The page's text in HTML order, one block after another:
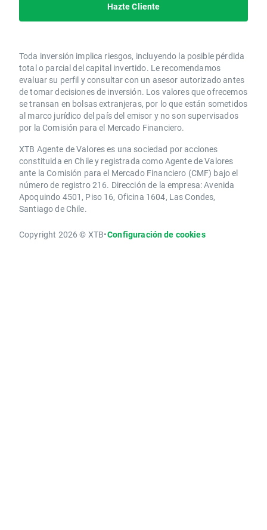
Hazte Cliente
Toda inversión implica riesgos, incluyendo la posible pérdida
total o parcial del capital invertido. Le recomendamos
evaluar su perfil y consultar con un asesor autorizado antes
de tomar decisiones de inversión. Los valores que ofrecemos
se transan en bolsas extranjeras, por lo que están sometidos
al marco jurídico del país del emisor y no son supervisados
por la Comisión para el Mercado Financiero.
XTB Agente de Valores es una sociedad por acciones
constituida en Chile y registrada como Agente de Valores
ante la Comisión para el Mercado Financiero (CMF) bajo el
número de registro 216. Dirección de la empresa: Avenida
Apoquindo 4501, Piso 16, Oficina 1604, Las Condes,
Santiago de Chile.
Copyright 2026 © XTB•Configuración de cookies